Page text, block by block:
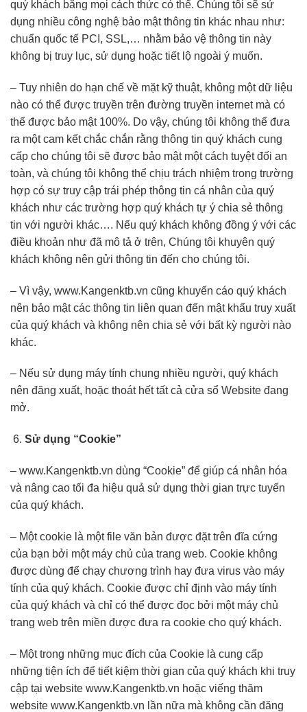
quý khách bằng mọi cách thức có thể. Chúng tôi sẽ sử
dụng nhiều công nghệ bảo mật thông tin khác nhau như:
chuẩn quốc tế PCI, SSL,… nhằm bảo vệ thông tin này
không bị truy lục, sử dụng hoặc tiết lộ ngoài ý muốn.
– Tuy nhiên do hạn chế về mặt kỹ thuật, không một dữ liệu
nào có thể được truyền trên đường truyền internet mà có
thể được bảo mật 100%. Do vậy, chúng tôi không thể đưa
ra một cam kết chắc chắn rằng thông tin quý khách cung
cấp cho chúng tôi sẽ được bảo mật một cách tuyệt đối an
toàn, và chúng tôi không thể chịu trách nhiệm trong trường
hợp có sự truy cập trái phép thông tin cá nhân của quý
khách như các trường hợp quý khách tự ý chia sẻ thông
tin với người khác…. Nếu quý khách không đồng ý với các
điều khoản như đã mô tả ở trên, Chúng tôi khuyên quý
khách không nên gửi thông tin đến cho chúng tôi.
– Vì vậy, www.Kangenktb.vn cũng khuyến cáo quý khách
nên bảo mật các thông tin liên quan đến mật khẩu truy xuất
của quý khách và không nên chia sẻ với bất kỳ người nào
khác.
– Nếu sử dụng máy tính chung nhiều người, quý khách
nên đăng xuất, hoặc thoát hết tất cả cửa sổ Website đang
mở.
Sử dụng “Cookie”
– www.Kangenktb.vn dùng “Cookie” để giúp cá nhân hóa
và nâng cao tối đa hiệu quả sử dụng thời gian trực tuyến
của quý khách.
– Một cookie là một file văn bản được đặt trên đĩa cứng
của bạn bởi một máy chủ của trang web. Cookie không
được dùng để chạy chương trình hay đưa virus vào máy
tính của quý khách. Cookie được chỉ định vào máy tính
của quý khách và chỉ có thể được đọc bởi một máy chủ
trang web trên miền được đưa ra cookie cho quý khách.
– Một trong những mục đích của Cookie là cung cấp
những tiện ích để tiết kiệm thời gian của quý khách khi truy
cập tại website www.Kangenktb.vn hoặc viếng thăm
website www.Kangenktb.vn lần nữa mà không cần đăng